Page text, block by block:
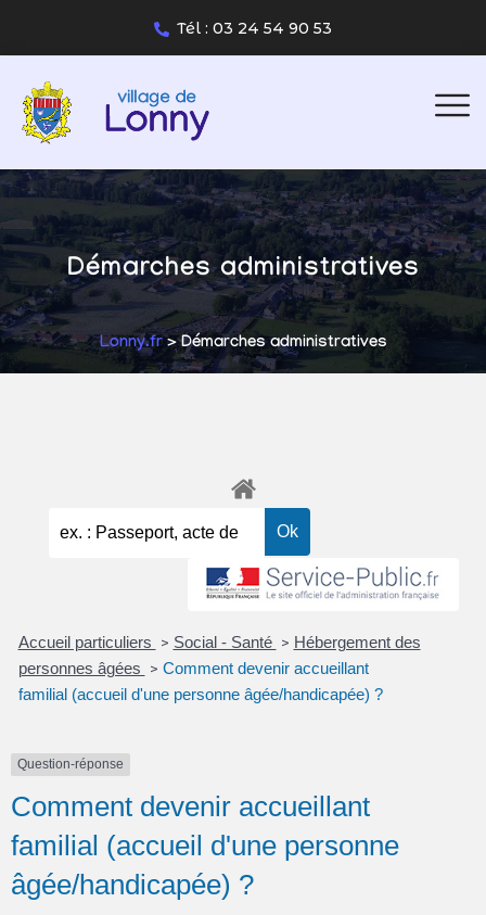
Tél : 03 24 54 90 53
Démarches administratives
Lonny.fr> Démarches administratives
Accueil particuliers > Social - Santé > Hébergement des
personnes âgées
> Comment devenir accueillant
familial (accueil d'une personne âgée/handicapée) ?
Question-réponse
Comment devenir accueillant
familial (accueil d'une personne
âgée/handicapée) ?